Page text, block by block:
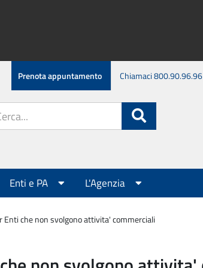
Prenota appuntamento Chiamaci 800.90.96.96
Enti e PA L'Agenzia
Enti che non svolgono attivita' commerciali